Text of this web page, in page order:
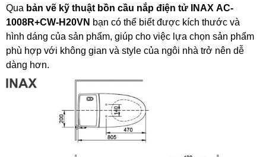
Qua bản vẽ kỹ thuật bồn cầu nắp điện tử INAX AC-
1008R+CW-H20VN bạn có thể biết được kích thước và
hình dáng của sản phẩm, giúp cho việc lựa chọn sản phẩm
phù hợp với không gian và style của ngôi nhà trở nên dễ
dàng hơn.